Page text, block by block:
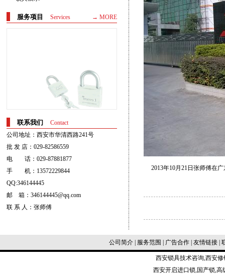
服务项目 Services → MORE
联系我们
Contact
公司地址：西安市华清西路241号
批 发 店：029-82586559
电 话：029-87881877
手 机：13572229844
QQ:346144445
邮 箱：346144445@qq.com
联 系 人：张师傅
2013年10月21日张师傅在
公司简介 服务范围 广告合作 友情链接
西安锁具技术咨询,西安修
西安开启进口锁,国产锁,